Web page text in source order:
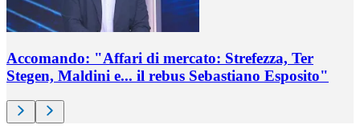
Accomando: "Affari di mercato: Strefezza, Ter
Stegen, Maldini e... il rebus Sebastiano Esposito"